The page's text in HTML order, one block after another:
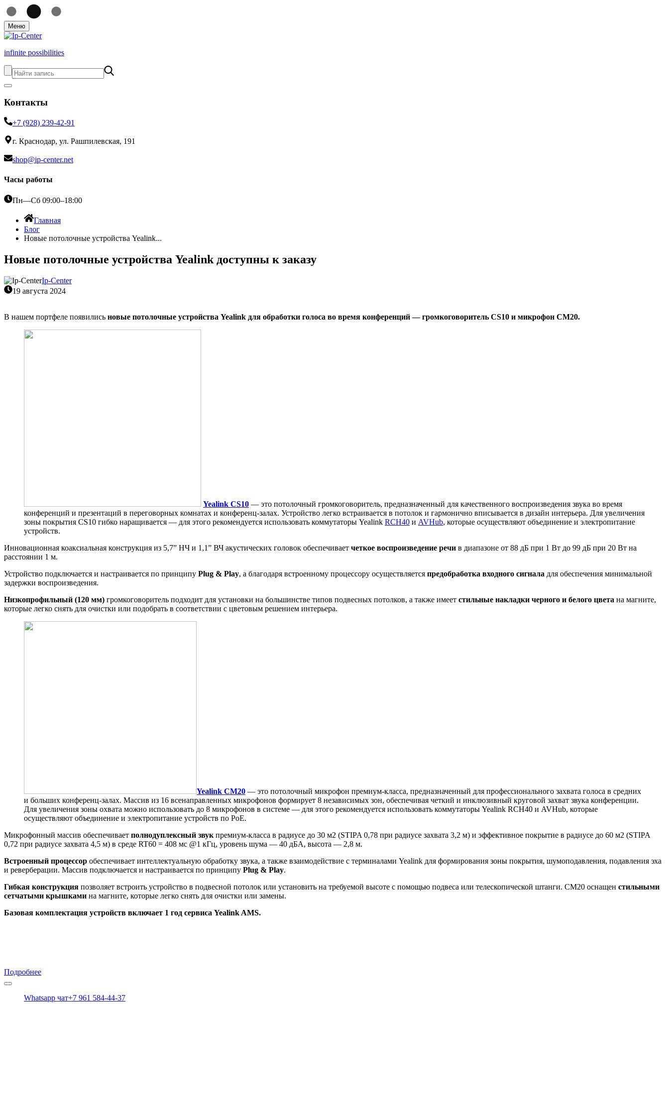
Меню
infinite possibilities
Контакты
+7 (928) 239-42-91
г. Краснодар, ул. Рашпилевская, 191
shop@ip-center.net
Часы работы
Пн—Сб 09:00–18:00
Главная
Блог
Новые потолочные устройства Yealink...
Новые потолочные устройства Yealink доступны к заказу
Ip-Center
19 августа 2024
В нашем портфеле появились новые потолочные устройства Yealink для обработки голоса во время конференций — громкоговоритель CS10 и микрофон CM20.
Yealink CS10 — это потолочный громкоговоритель, предназначенный для качественного воспроизведения звука во время
конференций и презентаций в переговорных комнатах и конференц-залах. Устройство легко встраивается в потолок и гармонично вписывается в дизайн интерьера. Для увеличения
зоны покрытия CS10 гибко наращивается — для этого рекомендуется использовать коммутаторы Yealink RCH40 и AVHub, которые осуществляют объединение и электропитание
устройств.
Инновационная коаксиальная конструкция из 5,7” НЧ и 1,1” ВЧ акустических головок обеспечивает четкое воспроизведение речи в диапазоне от 88 дБ при 1 Вт до 99 дБ при 20 Вт на
расстоянии 1 м.
Устройство подключается и настраивается по принципу Plug & Play, а благодаря встроенному процессору осуществляется предобработка входного сигнала для обеспечения минимальной
задержки воспроизведения.
Низкопрофильный (120 мм) громкоговоритель подходит для установки на большинстве типов подвесных потолков, а также имеет стильные накладки черного и белого цвета на магните,
которые легко снять для очистки или подобрать в соответствии с цветовым решением интерьера.
Yealink CM20 — это потолочный микрофон премиум-класса, предназначенный для профессионального захвата голоса в средних
и больших конференц-залах. Массив из 16 всенаправленных микрофонов формирует 8 независимых зон, обеспечивая четкий и инклюзивный круговой захват звука конференции.
Для увеличения зоны охвата можно использовать до 8 микрофонов в системе — для этого рекомендуется использовать коммутаторы Yealink RCH40 и AVHub, которые
осуществляют объединение и электропитание устройств по PoE.
Микрофонный массив обеспечивает полнодуплексный звук премиум-класса в радиусе до 30 м2 (STIPA 0,78 при радиусе захвата 3,2 м) и эффективное покрытие в радиусе до 60 м2 (STIPA
0,72 при радиусе захвата 4,5 м) в среде RT60 = 408 мс @1 кГц, уровень шума — 40 дБА, высота — 2,8 м.
Встроенный процессор обеспечивает интеллектуальную обработку звука, а также взаимодействие с терминалами Yealink для формирования зоны покрытия, шумоподавления, подавления эха
и реверберации. Массив подключается и настраивается по принципу Plug & Play.
Гибкая конструкция позволяет встроить устройство в подвесной потолок или установить на требуемой высоте с помощью подвеса или телескопической штанги. CM20 оснащен стильными
сетчатыми крышками на магните, которые легко снять для очистки или замены.
Базовая комплектация устройств включает 1 год сервиса Yealink AMS.
Подробнее
Whatsapp чат+7 961 584-44-37